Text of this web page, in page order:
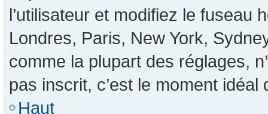
l’utilisateur et modifiez le fuseau
Londres, Paris, New York,
comme la plupart des réglages,
pas inscrit, c’est le moment idéal
Haut